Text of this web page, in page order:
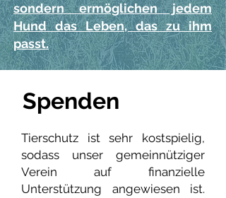
sondern ermöglichen jedem
Hund das Leben, das zu ihm
passt.
Spenden
Tierschutz ist sehr kostspielig,
sodass unser gemeinnütziger
Verein auf finanzielle
Unterstützung angewiesen ist.